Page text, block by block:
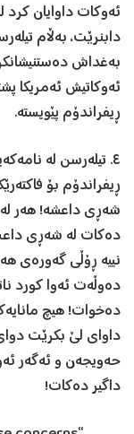
ئەوکات داوایان
دابنرێت، بەڵام
بەغداش
ئەوکاتيش ئەمريکا
ڕيفراندۆم پێويستە.
٤. تيلەرسن لە
ڕيفراندۆم بۆ
شەڕی داعشە! هەر
دەکات لە شەڕی
نييە ڕۆڵی گەورەی
دەوڵەت ئەوا کورد
دەخوات! هيچ
داوای لێ بکرێت
حەويجەن و ئەگەر
داگير دەکات!